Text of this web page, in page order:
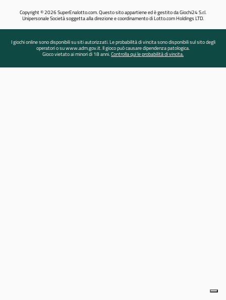
Copyright © 2026 SuperEnalotto.com. Questo sito appartiene ed è gestito da Giochi24 S.r.l.
Unipersonale Società soggetta alla direzione e coordinamento di Lotto.com Holdings LTD.
I giochi online sono disponibili su siti autorizzati. Le probabilità di vincita sono disponibili sul sito degli
operatori o su www.adm.gov.it. Il gioco può causare dipendenza patologica.
Gioco vietato ai minori di 18 anni.Controlla qui le probabilità di vincita.